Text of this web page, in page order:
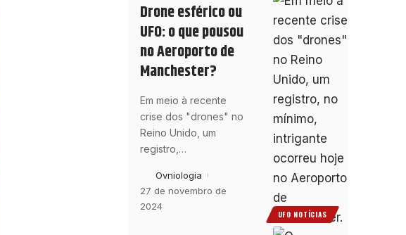
UFO NOTÍCIAS
Drone esférico ou
UFO: o que pousou
no Aeroporto de
Manchester?
Em meio à recente
crise dos "drones" no
Reino Unido, um
registro,…
Ovniologia
27 de novembro de
2024